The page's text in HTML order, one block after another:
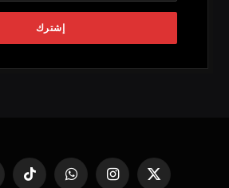
X
الانستغرامواتساب تيكتوك